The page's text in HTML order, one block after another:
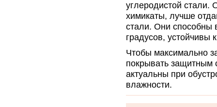
углеродистой стали.
химикаты, лучше
стали. Они способны
градусов, устойчивы
Чтобы максимально
покрывать защитным
актуальны при
влажности.